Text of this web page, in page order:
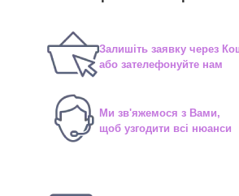
Залишіть заявку через
або зателефонуйте нам
Ми зв'яжемося з Вами,
щоб узгодити всі нюанси